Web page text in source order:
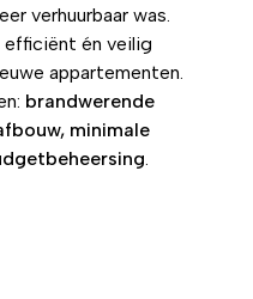
verhuurbaar was.
efficiënt én veilig
appartementen.
brandwerende
minimale
.